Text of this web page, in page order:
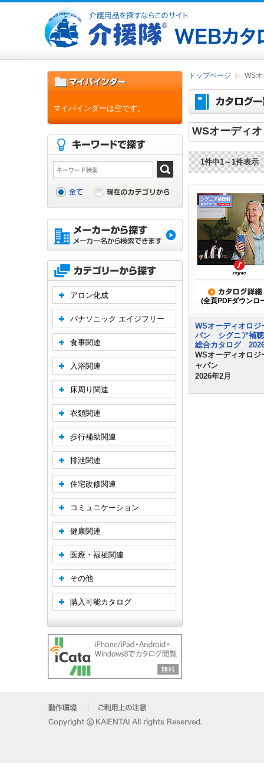
トップページ WS
WSオーディ
1件中1～1件表示
(全頁PDFダウンロ
WSオーディオロジ
パン シグニア補
総合カタログ
WSオーディオロジ
ャパン
2026年2月
マイバインダーは空です。
アロン化成
パナソニック エイジフリー
食事関連
入浴関連
床周り関連
衣類関連
歩行補助関連
排泄関連
住宅改修関連
コミュニケーション
健康関連
医療・福祉関連
その他
購入可能カタログ